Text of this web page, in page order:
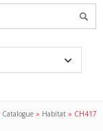
Catalogue » Habitat » CH417